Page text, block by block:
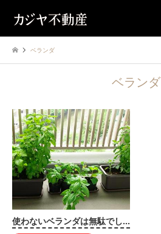
ベランダ
ベランダ
使わないベランダは無駄でし…